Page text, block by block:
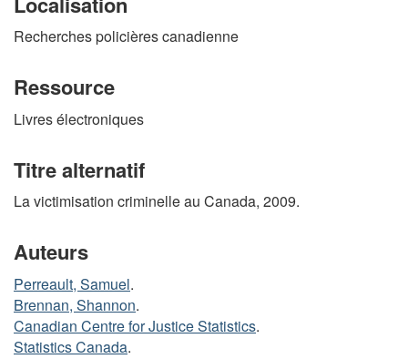
Recherches policières canadienne
Ressource
Livres électroniques
Titre alternatif
La victimisation criminelle au Canada, 2009.
Auteurs
Perreault, Samuel.
Brennan, Shannon.
Canadian Centre for Justice Statistics.
Statistics Canada.